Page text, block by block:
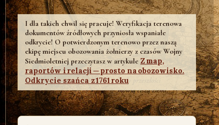
I dla takich chwil się pracuje! Weryfikacja terenowa
dokumentów źródłowych przyniosła wspaniałe
odkrycie! O potwierdzonym terenowo przez naszą
ekipę miejscu obozowania żołnierzy z czasów Wojny
Siedmioletniej przeczytasz w artykuleZ map,
raportów i relacji — prosto na obozowisko.
Odkrycie szańca z 1761 roku